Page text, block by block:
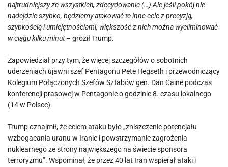
najtrudniejszy ze wszystkich, zdecydowanie (…) Ale jeśli pokój nie
nadejdzie szybko, będziemy atakować te inne cele z precyzją,
szybkością i umiejętnościami; większość z nich można wyeliminować
w ciągu kilku minut– groził Trump.
Zapowiedział przy tym, że więcej szczegółów o sobotnich
uderzeniach ujawni szef Pentagonu Pete Hegseth i przewodniczący
Kolegium Połączonych Szefów Sztabów gen. Dan Caine podczas
konferencji prasowej w Pentagonie o godzinie 8. czasu lokalnego
(14 w Polsce).
Trump oznajmił, że celem ataku było „zniszczenie potencjału
wzbogacania uranu w Iranie i powstrzymanie zagrożenia
nuklearnego ze strony największego na świecie sponsora
terroryzmu”. Wspominał, że przez 40 lat Iran wspierał ataki i